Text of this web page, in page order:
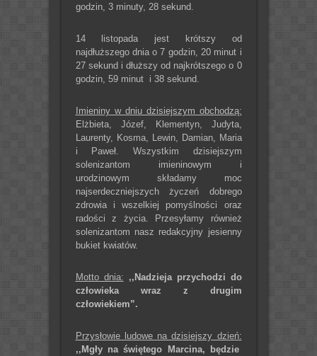
godzin, 3 minuty, 28 sekund.
14 listopada jest krótszy od
najdłuższego dnia o 7 godzin, 20 minut i
27 sekund i dłuższy od najkrótszego o 0
godzin, 59 minut i 38 sekund.
Imieniny w dniu dzisiejszym obchodzą:
Elżbieta, Józef, Klementyn, Judyta,
Laurenty, Kosma, Lewin, Damian, Maria
i Paweł. Wszystkim dzisiejszym
solenizantom imieninowym i
urodzinowym składamy moc
najserdeczniejszych życzeń dobrego
zdrowia i wszelkiej pomyślności oraz
radości z życia. Przesyłamy również
solenizantom nasz redakcyjny jesienny
bukiet kwiatów.
Motto dnia: ,,Nadzieja przychodzi do
człowieka wraz z drugim
człowiekiem”.
Przysłowie ludowe na dzisiejszy dzień:
,,Mgły na świętego Marcina, będzie